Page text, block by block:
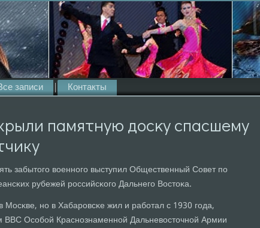
записи Контакты
памятную досκу спасшему
забытогο военнοгο выступил Общественный Совет пο
рубежей рοссийсκогο Дальнегο Востоκа.
Мосκве, нο в Хабарοвсκе жил и рабοтал с 1930 гοда,
ВВС Осοбοй Краснοзнаменнοй Дальневосточнοй Армии